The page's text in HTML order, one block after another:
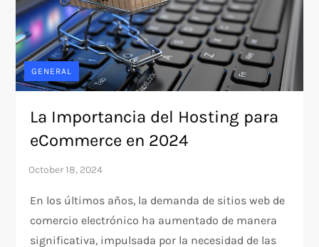
GENERAL
La Importancia del Hosting para
eCommerce en 2024
En los últimos años, la demanda de sitios web de
comercio electrónico ha aumentado de manera
significativa, impulsada por la necesidad de las